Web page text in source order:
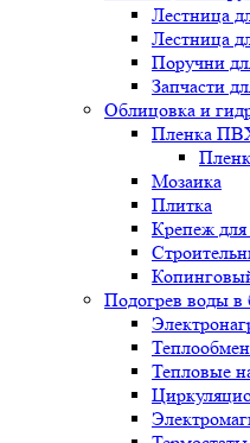
Лестница
Лестница
Поручни
Запчасти
Облицовка и
Пленка
Мозаика
Плитка
Крепеж
Подогрев воды в
Тепловые